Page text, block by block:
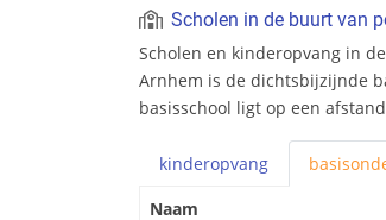
Scholen in de buurt van
Scholen en kinderopvang in
Arnhem is de dichtsbijzijnde
basisschool ligt op een
kinderopvang basis
Naam